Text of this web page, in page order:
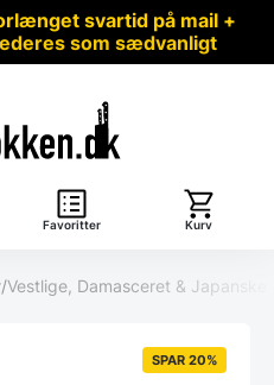
svartid på mail +
som sædvanligt
Favoritter Kurv
/Vestlige, Damasceret & Japanske
SPAR 20%